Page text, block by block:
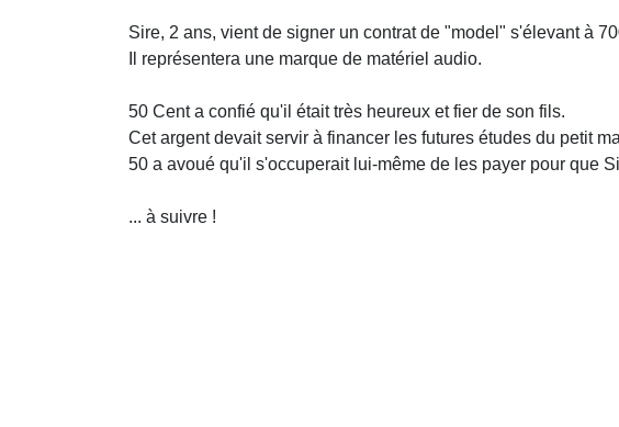
Sire, 2 ans, vient de signer un contrat de "model" s'élevant à
Il représentera une marque de matériel audio.
50 Cent a confié qu'il était très heureux et fier de son fils.
Cet argent devait servir à financer les futures études du petit
50 a avoué qu'il s'occuperait lui-même de les payer pour que
... à suivre !